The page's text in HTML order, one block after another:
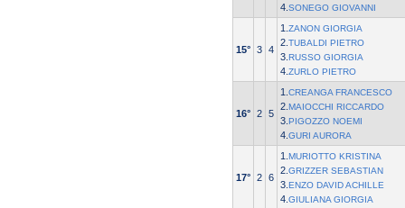
4. SONEGO GIOVANNI
15° 3 4
1. ZANON GIORGIA
2. TUBALDI PIETRO
3. RUSSO GIORGIA
4. ZURLO PIETRO
16° 2 5
1. CREANGA FRANCESCO
2. MAIOCCHI RICCARDO
3. PIGOZZO NOEMI
4. GURI AURORA
17° 2 6
1. MURIOTTO KRISTINA
2. GRIZZER SEBASTIAN
3. ENZO DAVID ACHILLE
4. GIULIANA GIORGIA